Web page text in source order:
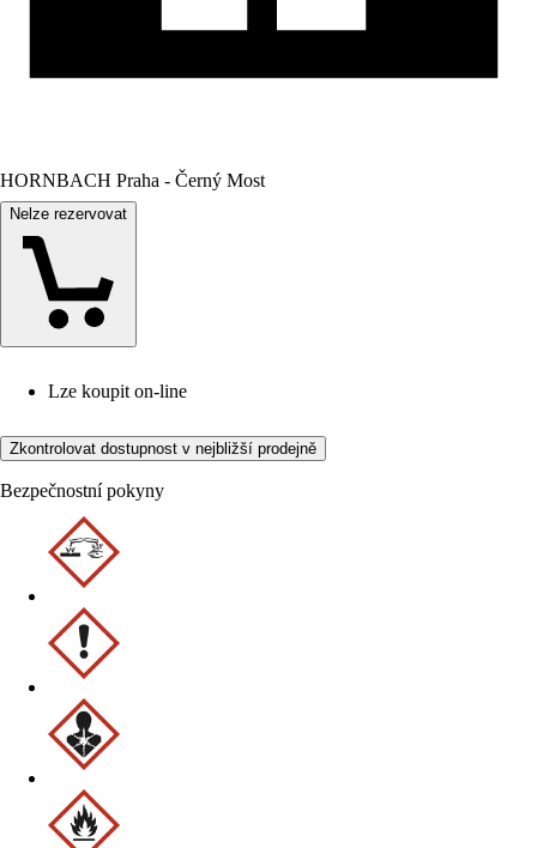
HORNBACH Praha - Černý Most
Nelze rezervovat
Lze koupit on-line
Zkontrolovat dostupnost v nejbližší prodejně
Bezpečnostní pokyny